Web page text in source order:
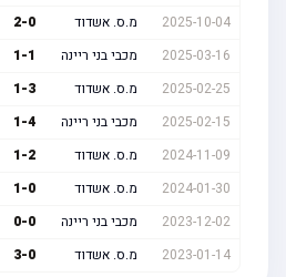
2025-10-04
מ.ס. אשדוד 2
2025-03-16
מכבי בני ריינה 1
2025-02-25
מ.ס. אשדוד 1
2025-02-15
מכבי בני ריינה 1
2024-11-09
מ.ס. אשדוד 1
2024-01-30
מ.ס. אשדוד 1
2023-12-02
מכבי בני ריינה 0
2023-01-14
מ.ס. אשדוד 3